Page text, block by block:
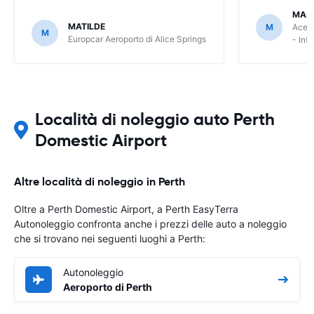
M
MATILDE
Europcar Aeroporto di Alice Springs
M
Ace
-
Località di noleggio auto Perth
Domestic Airport
Altre località di noleggio in Perth
Oltre a Perth Domestic Airport, a Perth EasyTerra
Autonoleggio confronta anche i prezzi delle auto a noleggio
che si trovano nei seguenti luoghi a Perth:
Autonoleggio
Aeroporto di Perth